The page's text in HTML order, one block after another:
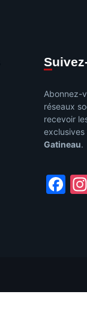
Abonnez-
réseaux
recevoir
exclusives
Gatineau.